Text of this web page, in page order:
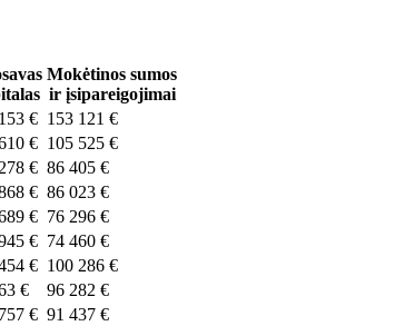
Mokėtinos sumos
ir įsipareigojimai
€ 153 121 €
€ 105 525 €
€ 86 405 €
€ 86 023 €
€ 76 296 €
€ 74 460 €
€ 100 286 €
€
96 282 €
€ 91 437 €